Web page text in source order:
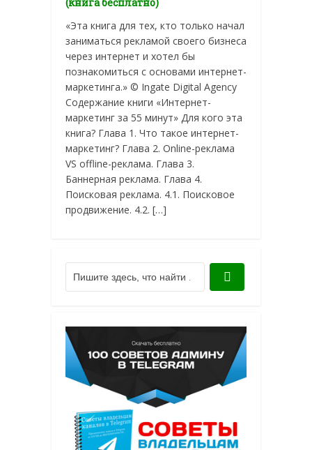
«Эта книга для тех, кто только начал
заниматься рекламой своего бизнеса
через интернет и хотел бы
познакомиться с основами интернет-
маркетинга.» © Ingate Digital Agency
Содержание книги «Интернет-
маркетинг за 55 минут» Для кого эта
книга? Глава 1. Что такое интернет-
маркетинг? Глава 2. Online-реклама
VS offline-реклама. Глава 3.
Баннерная реклама. Глава 4.
Поисковая реклама. 4.1. Поисковое
продвижение. 4.2. […]